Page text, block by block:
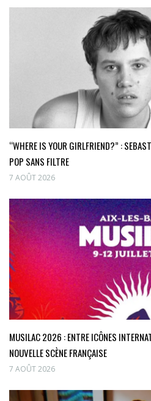
“WHERE IS YOUR GIRLFRIEND?” :
POP SANS FILTRE
7 AOÛT 2026
MUSILAC 2026 : ENTRE ICÔNES
NOUVELLE SCÈNE FRANÇAISE
7 AOÛT 2026